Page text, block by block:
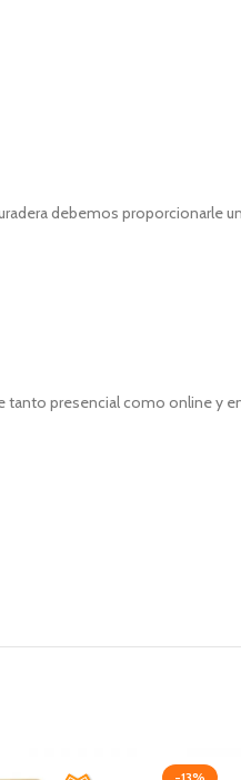
debemos proporcionarle
presencial como online y